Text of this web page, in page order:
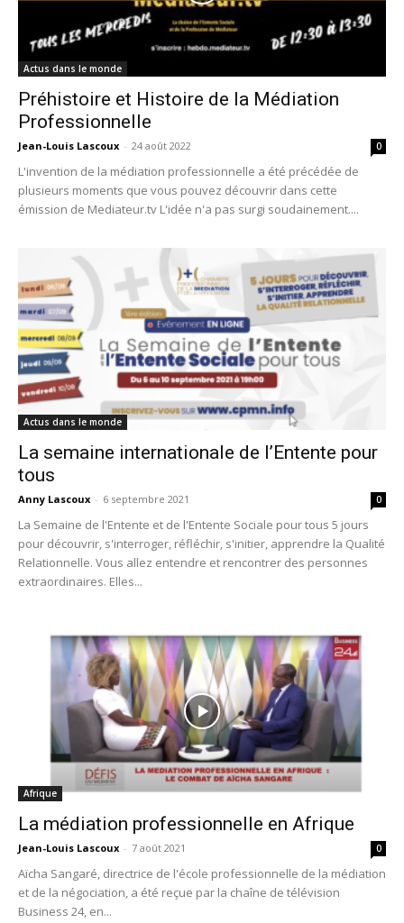
Actus dans le monde
Préhistoire et Histoire de la Médiation
Professionnelle
Jean-Louis Lascoux - 24 août 2022 0
L'invention de la médiation professionnelle a été précédée de
plusieurs moments que vous pouvez découvrir dans cette
émission de Mediateur.tv L'idée n'a pas surgi soudainement....
Actus dans le monde
La semaine internationale de l’Entente pour
tous
Anny Lascoux - 6 septembre 2021 0
La Semaine de l'Entente et de l'Entente Sociale pour tous 5 jours
pour découvrir, s'interroger, réfléchir, s'initier, apprendre la Qualité
Relationnelle. Vous allez entendre et rencontrer des personnes
extraordinaires. Elles...
Afrique
La médiation professionnelle en Afrique
Jean-Louis Lascoux - 7 août 2021 0
Aïcha Sangaré, directrice de l'école professionnelle de la médiation
et de la négociation, a été reçue par la chaîne de télévision
Business 24, en...